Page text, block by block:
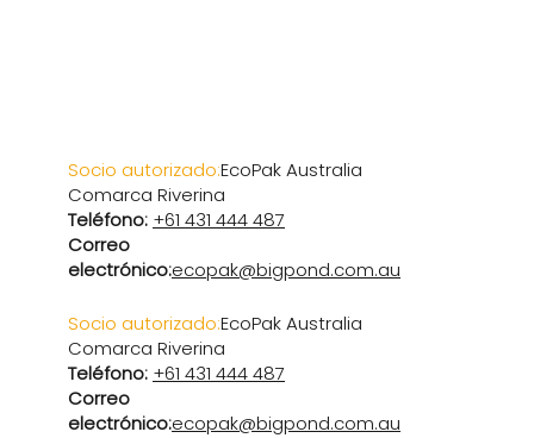
Socio autorizado:EcoPak Australia
Comarca Riverina
Teléfono: +61 431 444 487
Correo
electrónico:ecopak@bigpond.com.au
Socio autorizado:EcoPak Australia
Comarca Riverina
Teléfono: +61 431 444 487
Correo
electrónico:ecopak@bigpond.com.au